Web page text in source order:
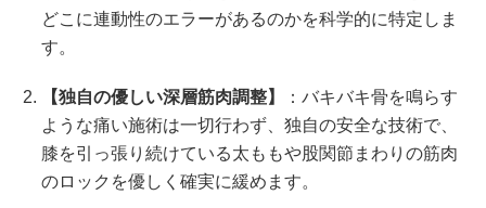
どこに連動性のエラーがあるのかを科学的に特定しま
す。
【独自の優しい深層筋肉調整】
：バキバキ骨を鳴らす
ような痛い施術は一切行わず、独自の安全な技術で、
膝を引っ張り続けている太ももや股関節まわりの筋肉
のロックを優しく確実に緩めます。